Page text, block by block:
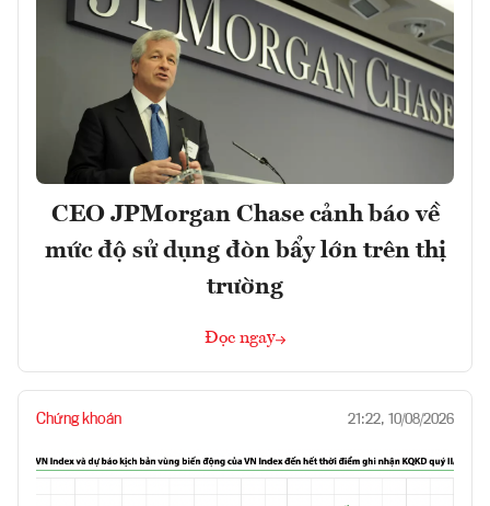
CEO JPMorgan Chase cảnh báo về
mức độ sử dụng đòn bẩy lớn trên thị
trường
Đọc ngay
Chứng khoán 21:22, 10/08/2026